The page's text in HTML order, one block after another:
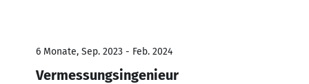
6 Monate, Sep. 2023 - Feb. 2024
Vermessungsingenieur